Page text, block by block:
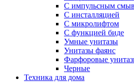
С импульсным
С инсталляцией
С микролифтом
С функцией биде
Умные унитазы
Унитазы фаянс
Фарфоровые
Черные
Техника для дома